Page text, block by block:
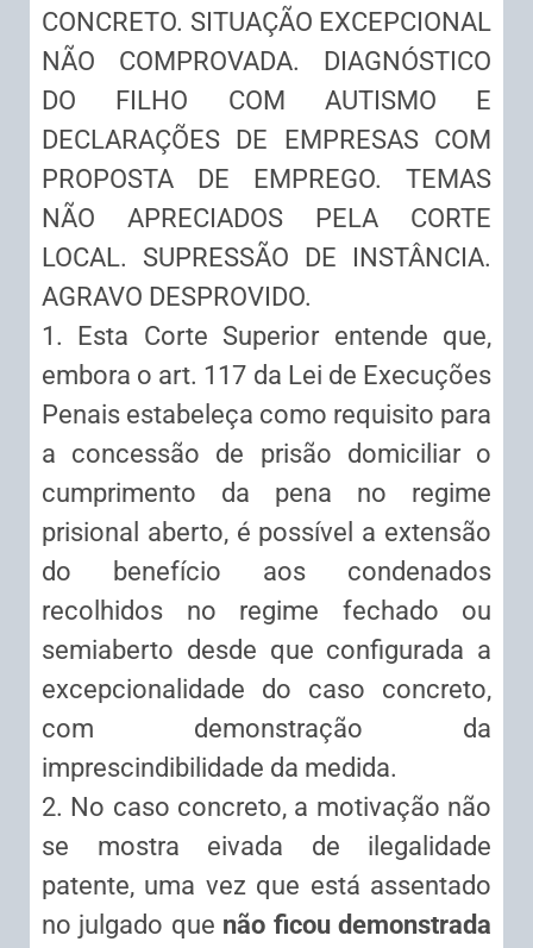
CONCRETO. SITUAÇÃO EXCEPCIONAL
NÃO COMPROVADA. DIAGNÓSTICO
DO FILHO COM AUTISMO E
DECLARAÇÕES DE EMPRESAS COM
PROPOSTA DE EMPREGO. TEMAS
NÃO APRECIADOS PELA CORTE
LOCAL. SUPRESSÃO DE INSTÂNCIA.
AGRAVO DESPROVIDO.
1. Esta Corte Superior entende que,
embora o art. 117 da Lei de Execuções
Penais estabeleça como requisito para
a concessão de prisão domiciliar o
cumprimento da pena no regime
prisional aberto, é possível a extensão
do benefício aos condenados
recolhidos no regime fechado ou
semiaberto desde que configurada a
excepcionalidade do caso concreto,
com demonstração da
imprescindibilidade da medida.
2. No caso concreto, a motivação não
se mostra eivada de ilegalidade
patente, uma vez que está assentado
no julgado que não ficou demonstrada